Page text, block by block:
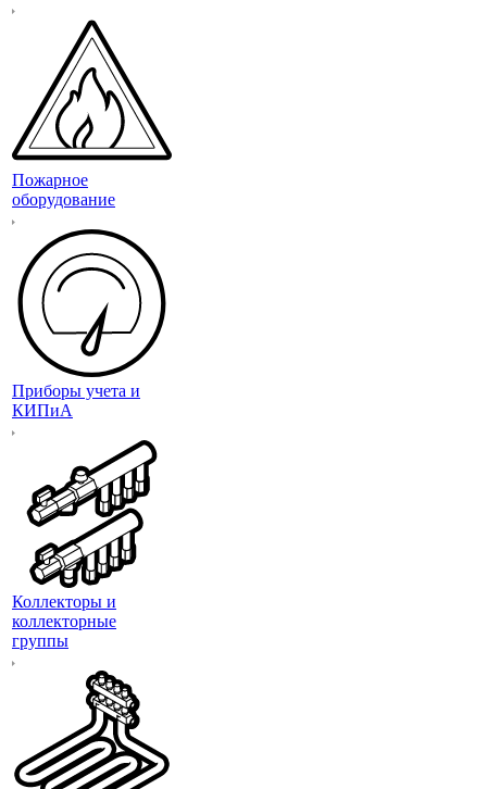
Пожарное
оборудование
Приборы учета и
КИПиА
Коллекторы и
коллекторные
группы